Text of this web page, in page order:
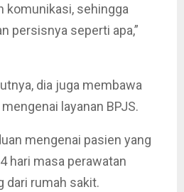
komunikasi, sehingga
persisnya seperti apa,”
dia juga membawa
layanan BPJS.
mengenai pasien yang
hari masa perawatan
dari rumah sakit.